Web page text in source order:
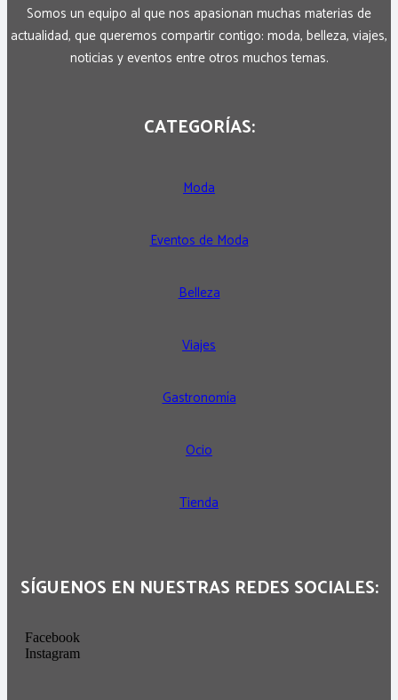
Somos un equipo al que nos apasionan muchas materias de
actualidad, que queremos compartir contigo: moda, belleza, viajes,
noticias y eventos entre otros muchos temas.
CATEGORÍAS:
Moda
Eventos de Moda
Belleza
Viajes
Gastronomía
Ocio
Tienda
SÍGUENOS EN NUESTRAS REDES SOCIALES:
Facebook
Instagram